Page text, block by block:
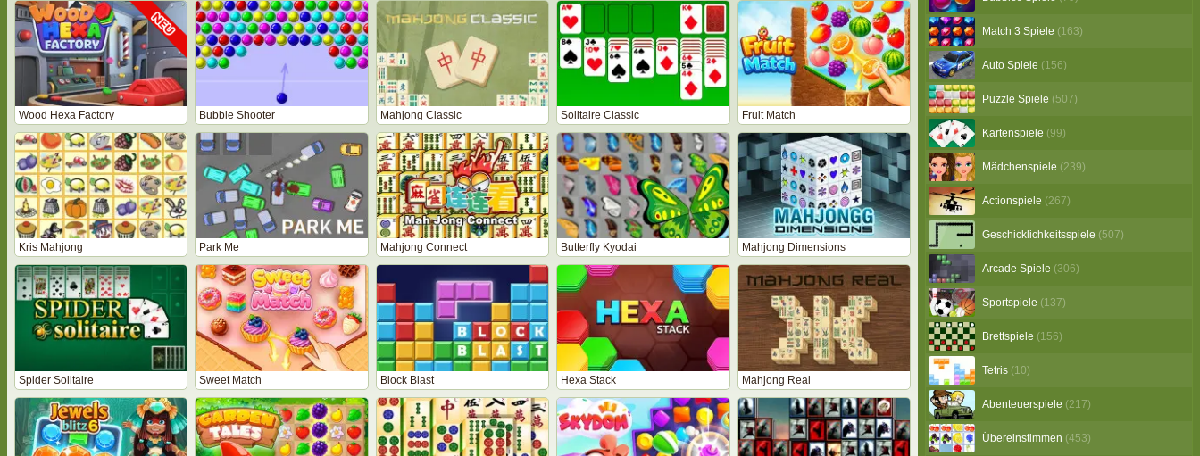
Wood Hexa Factory Bubble Shooter Mahjong Classic Solitaire Classic Fruit Match
Kris Mahjong Park Me Mahjong Connect Butterfly Kyodai Mahjong Dimensions
Spider Solitaire Sweet Match Block Blast Hexa Stack Mahjong Real
Match 3 Spiele (163)
Auto Spiele (156)
Puzzle Spiele (507)
Kartenspiele (99)
Mädchenspiele (239)
Actionspiele (267)
Geschicklichkeitsspiele (507)
Arcade Spiele (306)
Sportspiele (137)
Brettspiele (156)
Tetris (10)
Abenteuerspiele (217)
Übereinstimmen (453)